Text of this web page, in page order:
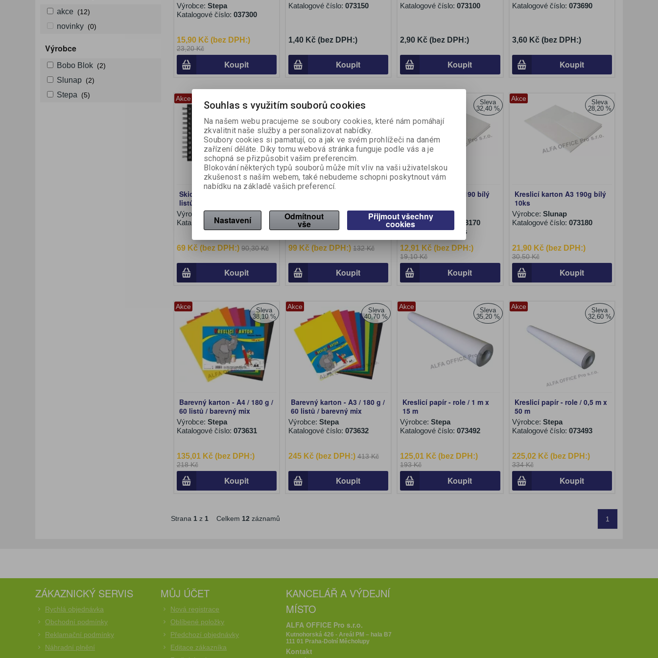
akce (12)
novinky (0)
Výrobce
Bobo Blok (2)
Slunap (2)
Stepa (5)
Výrobce: Stepa
Katalogové číslo: 037300
15,90 Kč (bez DPH:)
23,20 Kč
Koupit
Katalogové číslo: 073150
1,40 Kč (bez DPH:)
Koupit
Katalogové číslo:073100
2,90 Kč (bez DPH:)
Koupit
Katalogové číslo: 073690
3,60 Kč (bez DPH:)
Koupit
Akce
Sleva
23,60 %
Skicák Retro BOBO - A5 / 50
listů
Výrobce:Bobo Blok
Katalogové číslo:091224
69 Kč (bez DPH:) 90,30 Kč
Koupit
25,00 %
Výrobce:Bobo Blok
Katalogové číslo:
99 Kč (bez DPH:) 132 Kč
Koupit
Sleva
32,40 %
Kreslicí karton A4 190 bílý
Výrobce:Slunap
Katalogové číslo:
073170
Počet v balení:10 ks
12,91 Kč (bez DPH:)
19,10 Kč
Koupit
Akce
Sleva
28,20 %
Kreslicí karton A3 190g bílý
10ks
Výrobce: Slunap
Katalogové číslo: 073180
21,90 Kč (bez DPH:)
30,50 Kč
Koupit
Akce
Sleva
38,10 %
Barevný karton - A4 / 180 g /
60 listů / barevný mix
Výrobce: Stepa
Katalogové číslo: 073631
135,01 Kč (bez DPH:)
218 Kč
Koupit
Akce
Sleva
40,70 %
Barevný karton - A3 / 180 g /
60 listů / barevný mix
Výrobce: Stepa
Katalogové číslo: 073632
245 Kč (bez DPH:) 413 Kč
Koupit
Akce
Sleva
35,20 %
Kreslicí papír - role / 1 m x
15 m
Výrobce:Stepa
Katalogové číslo:073492
125,01 Kč (bez DPH:)
193 Kč
Koupit
Akce
Sleva
32,60 %
Kreslicí papír - role / 0,5 m x
50 m
Výrobce: Stepa
Katalogové číslo: 073493
225,02 Kč (bez DPH:)
334 Kč
Koupit
Strana 1z 1Celkem 12 záznamů 1
ZÁKAZNICKÝ SERVIS
Rychlá objednávka
Obchodní podmínky
Reklamační podmínky
Náhradní plnění
MŮJ ÚČET
Nová registrace
Oblíbené položky
Předchozí objednávky
Editace zákazníka
KANCELÁŘ A VÝDEJNÍ
MÍSTO
ALFA OFFICE Pro s.r.o.
Kutnohorská 426 - Areál PM – hala B7
111 01 Praha-Dolní Měcholupy
Kontakt
Souhlas s využitím souborů cookies
Na našem webu pracujeme se soubory cookies, které nám pomáhají
zkvalitnit naše služby a personalizovat nabídky.
Soubory cookies si pamatují, co a jak ve svém prohlížeči na daném
zařízení děláte. Díky tomu webová stránka funguje podle vás a je
schopná se přizpůsobit vašim preferencím.
Blokování některých typů souborů může mít vliv na vaši uživatelskou
zkušenost s naším webem, také nebudeme schopni poskytnout vám
nabídku na základě vašich preferencí.
Nastavení Odmítnout
vše
Přijmout všechny
cookies